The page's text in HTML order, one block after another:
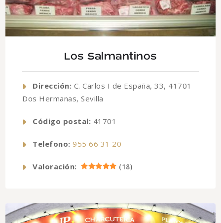
Los Salmantinos
Dirección: C. Carlos I de España, 33, 41701
Dos Hermanas, Sevilla
Código postal: 41701
Telefono: 955 66 31 20
Valoración: (18)